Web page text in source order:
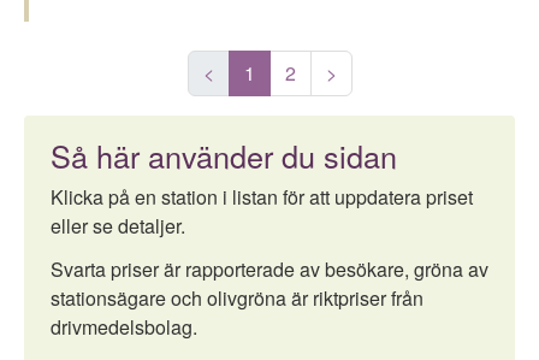
< 1 2 >
Så här använder du sidan
Klicka på en station i listan för att uppdatera priset
eller se detaljer.
Svarta priser är rapporterade av besökare, gröna av
stationsägare och olivgröna är riktpriser från
drivmedelsbolag.